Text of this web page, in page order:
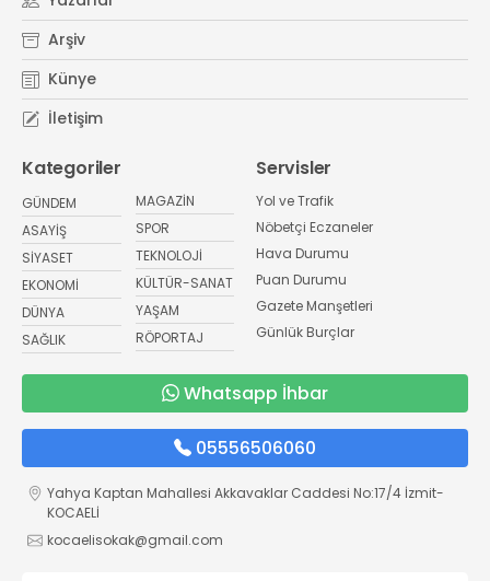
Arşiv
Künye
İletişim
Kategoriler
GÜNDEM
ASAYİŞ
SİYASET
EKONOMİ
DÜNYA
SAĞLIK
MAGAZİN
SPOR
TEKNOLOJİ
KÜLTÜR-SANAT
YAŞAM
RÖPORTAJ
Servisler
Yol ve Trafik
Nöbetçi Eczaneler
Hava Durumu
Puan Durumu
Gazete Manşetleri
Günlük Burçlar
Whatsapp İhbar
05556506060
Yahya Kaptan Mahallesi Akkavaklar Caddesi No:17/4 İzmit-
KOCAELİ
kocaelisokak@gmail.com